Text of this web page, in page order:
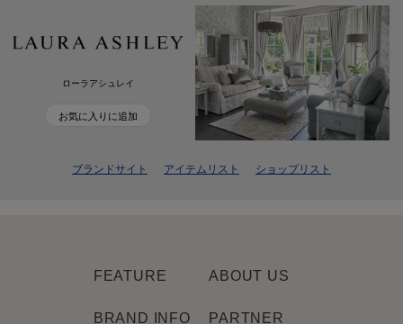
ローラアシュレイ
お気に入りに追加
ブランドサイト アイテムリスト ショップリスト
FEATURE
BRAND INFO
ABOUT US
PARTNER